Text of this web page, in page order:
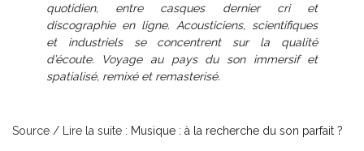
quotidien, entre casques dernier cri et
discographie en ligne. Acousticiens, scientifiques
et industriels se concentrent sur la qualité
d’écoute. Voyage au pays du son immersif et
spatialisé, remixé et remasterisé.
Source / Lire la suite : Musique : à la recherche du son parfait ?